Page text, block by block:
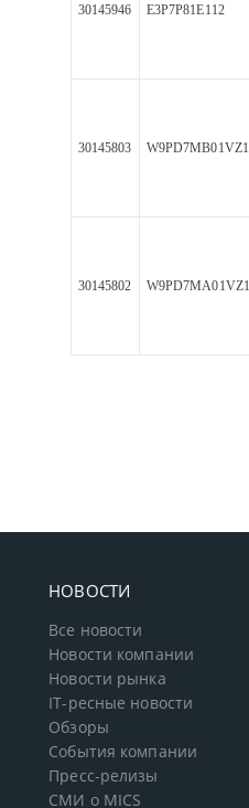
30145946 E3P7P81E112
30145803 W9PD7MB01VZ1
30145802 W9PD7MA01VZ1
НОВОСТИ
Все новости
Новости компании
Новости рынка
IT-ресные новости
Обзоры
События компании
Пресс-релизы
СМИ о MICS